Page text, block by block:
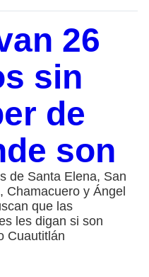
26
sin
de
son
de Santa Elena, San
Chamacuero y Ángel
que las
les digan si son
Cuautitlán